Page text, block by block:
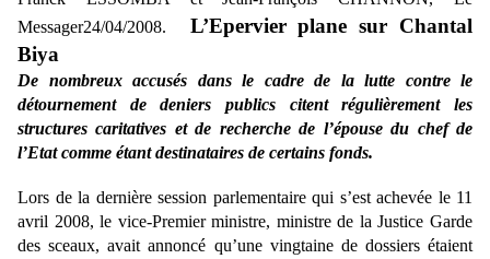
Messager24/04/2008.
L’Epervier plane sur Chantal
Biya
De nombreux accusés dans le cadre de la lutte contre le
détournement de deniers publics citent régulièrement les
structures caritatives et de recherche de l’épouse du chef de
l’Etat comme étant destinataires de certains fonds.
Lors de la dernière session parlementaire qui s’est achevée le 11
avril 2008, le vice-Premier ministre, ministre de la Justice Garde
des sceaux, avait annoncé qu’une vingtaine de dossiers étaient